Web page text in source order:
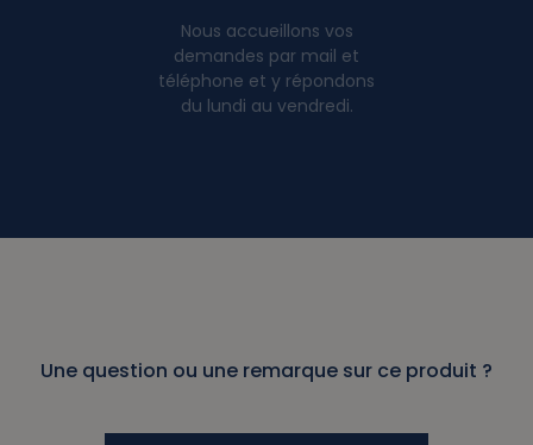
Nous accueillons vos
demandes par mail et
téléphone et y répondons
du lundi au vendredi.
Une question ou une remarque sur ce produit ?